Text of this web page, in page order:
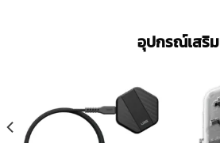
อุปกรณ์เสริม